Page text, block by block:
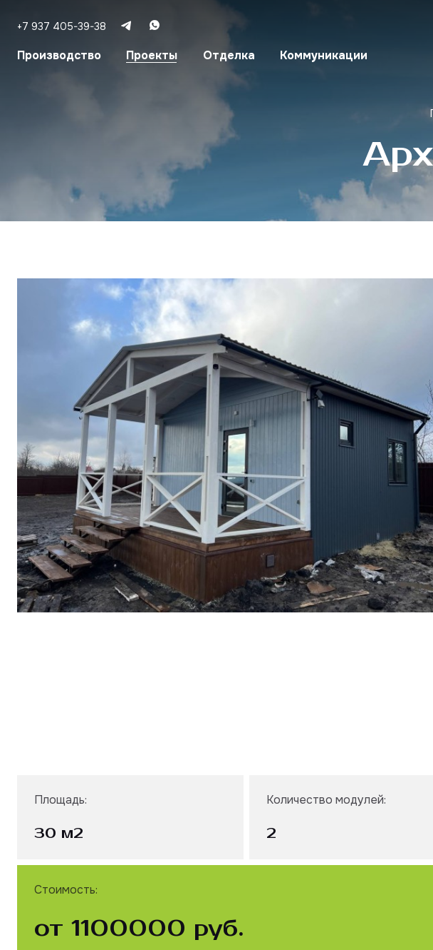
+7 937 405-39-38
Производство Проекты Отделка Коммуникации
Площадь:
30 м2
Количество модулей:
2
Стоимость:
от 1100000 руб.